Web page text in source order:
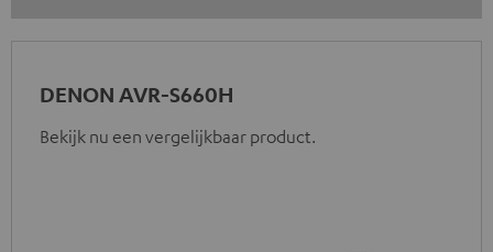
DENON AVR-S660H
Bekijk nu een vergelijkbaar product.